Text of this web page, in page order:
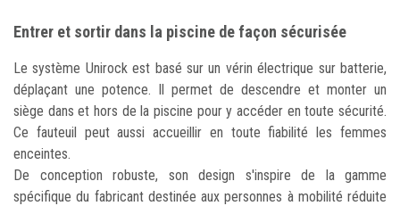
Entrer et sortir dans la piscine de façon sécurisée
Le système Unirock est basé sur un vérin électrique sur batterie,
déplaçant une potence. Il permet de descendre et monter un
siège dans et hors de la piscine pour y accéder en toute sécurité.
Ce fauteuil peut aussi accueillir en toute fiabilité les femmes
enceintes.
De conception robuste, son design s'inspire de la gamme
spécifique du fabricant destinée aux personnes à mobilité réduite